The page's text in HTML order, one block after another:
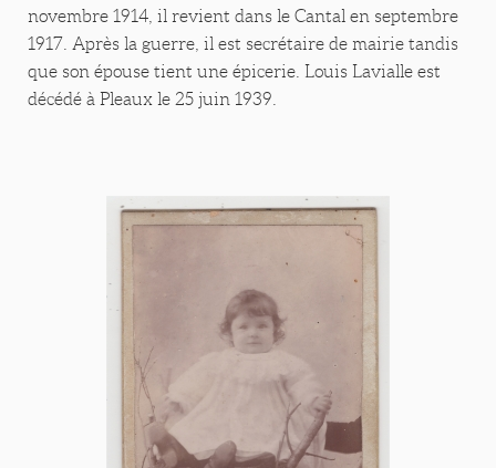
novembre 1914, il revient dans le Cantal en septembre
1917. Après la guerre, il est secrétaire de mairie tandis
que son épouse tient une épicerie. Louis Lavialle est
décédé à Pleaux le 25 juin 1939.